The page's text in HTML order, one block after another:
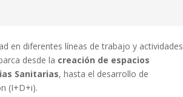
en diferentes líneas de trabajo y actividades
desde la creación de espacios
Sanitarias, hasta el desarrollo de
(I+D+i).